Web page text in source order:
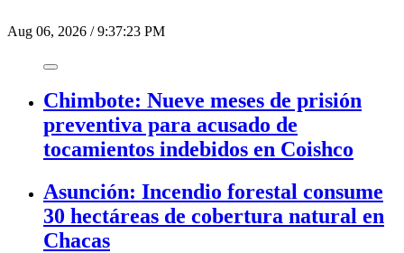
Aug 06, 2026 / 9:37:23 PM
Chimbote: Nueve meses de prisión
preventiva para acusado de
tocamientos indebidos en Coishco
Asunción: Incendio forestal consume
30 hectáreas de cobertura natural en
Chacas